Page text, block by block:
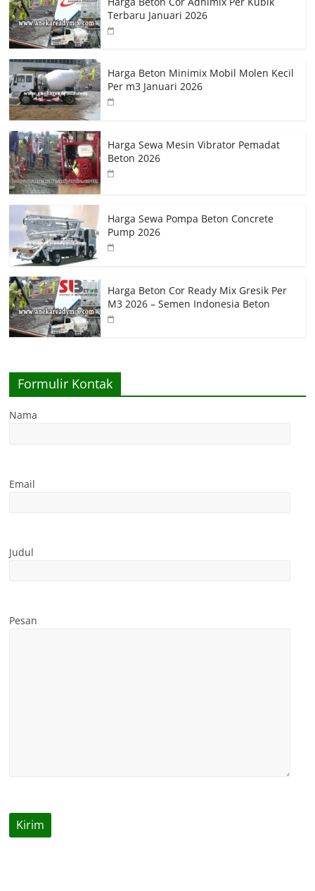
Terbaru Januari 2026
Harga Beton Minimix Mobil Molen Kecil
Per m3 Januari 2026
Harga Sewa Mesin Vibrator Pemadat
Beton 2026
Harga Sewa Pompa Beton Concrete
Pump 2026
Harga Beton Cor Ready Mix Gresik Per
M3 2026 – Semen Indonesia Beton
Formulir Kontak
Nama
Email
Judul
Pesan